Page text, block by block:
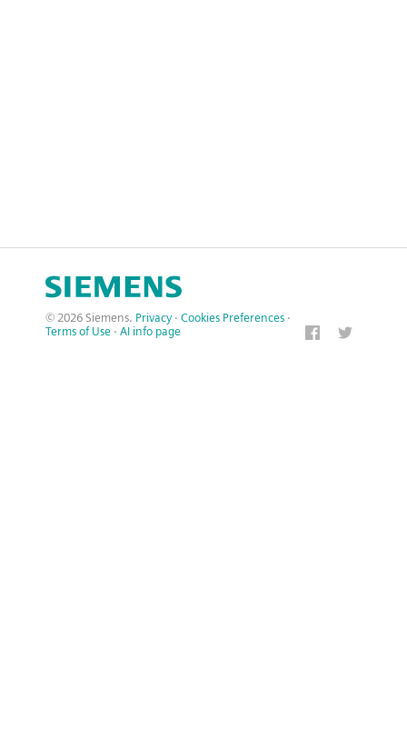
© 2026 Siemens. Privacy · Cookies Preferences ·
Terms of Use · AI info page